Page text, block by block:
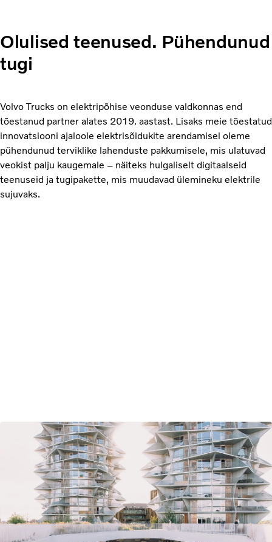
Olulised teenused. Pühendunud
tugi
Volvo Trucks on elektripõhise veonduse valdkonnas end
tõestanud partner alates 2019. aastast. Lisaks meie tõestatud
innovatsiooni ajaloole elektrisõidukite arendamisel oleme
pühendunud terviklike lahenduste pakkumisele, mis ulatuvad
veokist palju kaugemale – näiteks hulgaliselt digitaalseid
teenuseid ja tugipakette, mis muudavad ülemineku elektrile
sujuvaks.